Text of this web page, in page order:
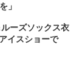
」
ーズソックス衣
イスショーで